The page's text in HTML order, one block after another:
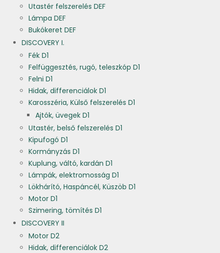
Utastér felszerelés DEF
Lámpa DEF
Bukókeret DEF
DISCOVERY I.
Fék D1
Felfüggesztés, rugó, teleszkóp D1
Felni D1
Hidak, differenciálok D1
Karosszéria, Külső felszerelés D1
Ajtók, üvegek D1
Utastér, belső felszerelés D1
Kipufogó D1
Kormányzás D1
Kuplung, váltó, kardán D1
Lámpák, elektromosság D1
Lökhárító, Haspáncél, Küszöb D1
Motor D1
Szimering, tömítés D1
DISCOVERY II
Motor D2
Hidak, differenciálok D2